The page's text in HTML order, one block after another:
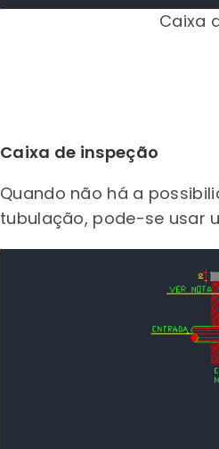
Caixa
Caixa de inspeção
Quando não há a
tubulação, pode-se usar